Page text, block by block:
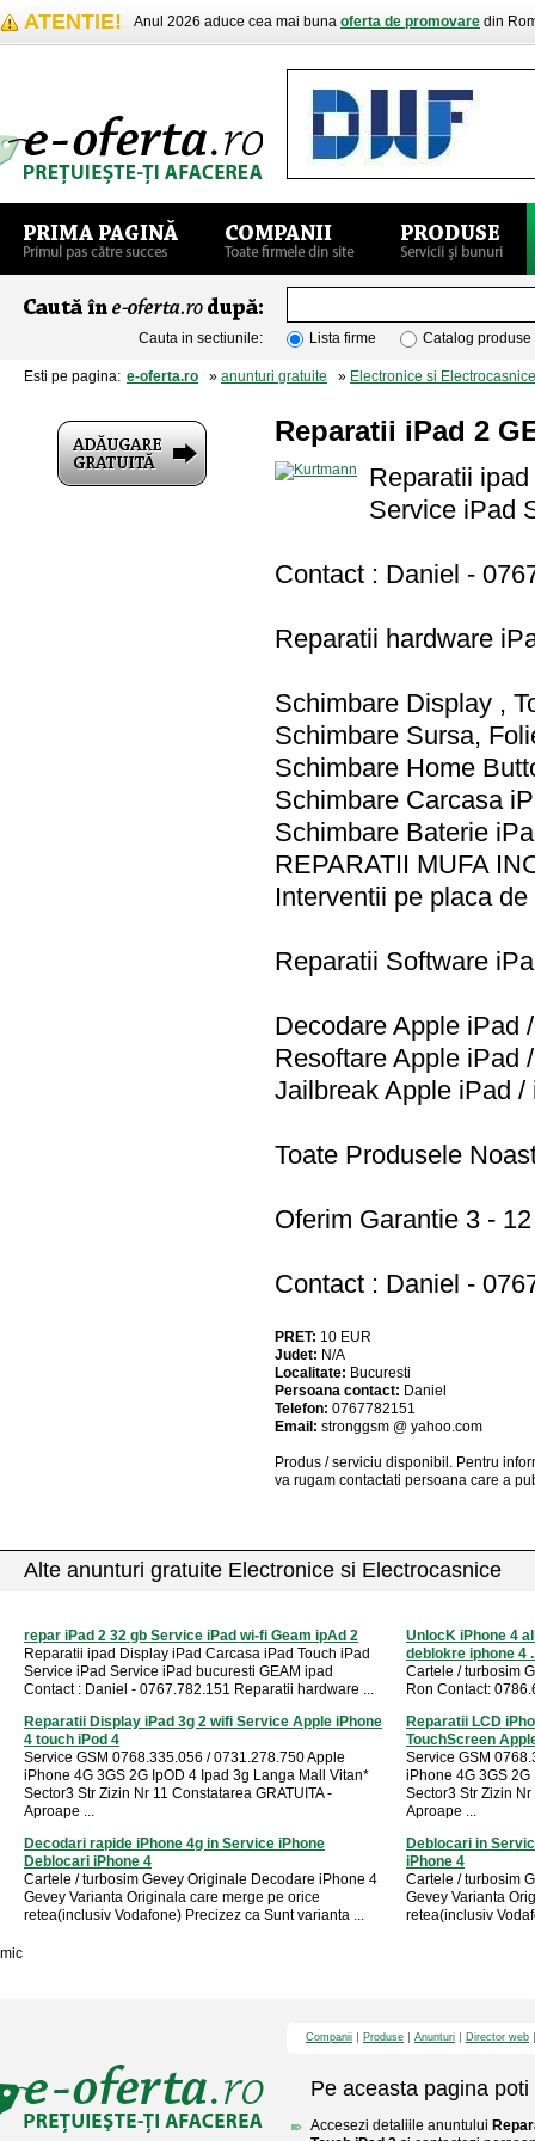
ATENTIE! Anul 2026 aduce cea mai buna oferta de promovare din
Cauta in sectiunile: Lista firme Catalog produse
Esti pe pagina: e-oferta.ro » anunturi gratuite » Electronice si Electrocasnice
Reparatii iPad 2
Reparatii
Service iPad
Contact : Daniel -
Reparatii hardware
Schimbare Display ,
Schimbare Sursa,
Schimbare Home
Schimbare Carcasa
Schimbare Baterie
REPARATII MUFA
Interventii pe placa
Reparatii Software
Decodare Apple iPad
Resoftare Apple iPad
Jailbreak Apple iPad /
Toate Produsele
Oferim Garantie 3 -
Contact : Daniel -
PRET: 10 EUR
Judet: N/A
Localitate: Bucuresti
Persoana contact: Daniel
Telefon: 0767782151
Email: stronggsm @ yahoo.com
Produs / serviciu disponibil . Pentru
va rugam contactati persoana care a
Alte anunturi gratuite Electronice si Electrocasnice
repar iPad 2 32 gb Service iPad wi-fi Geam ipAd 2
Reparatii ipad Display iPad Carcasa iPad Touch iPad
Service iPad Service iPad bucuresti GEAM ipad
Contact : Daniel - 0767.782.151 Reparatii hardware ...
UnlocK iPhone 4
deblokre iphone 4
Cartele / turbosim
Ron Contact:
Reparatii Display iPad 3g 2 wifi Service Apple iPhone
4 touch iPod 4
Service GSM 0768.335.056 / 0731.278.750 Apple
iPhone 4G 3GS 2G IpOD 4 Ipad 3g Langa Mall Vitan*
Sector3 Str Zizin Nr 11 Constatarea GRATUITA -
Aproape ...
Reparatii LCD
TouchScreen
Service GSM
iPhone 4G 3GS
Sector3 Str Zizin Nr
Aproape ...
Decodari rapide iPhone 4g in Service iPhone
Deblocari iPhone 4
Cartele / turbosim Gevey Originale Decodare iPhone 4
Gevey Varianta Originala care merge pe orice
retea(inclusiv Vodafone) Precizez ca Sunt varianta ...
Deblocari in
iPhone 4
Cartele / turbosim
Gevey Varianta
retea(inclusiv
mic
Companii Produse Anunturi Director web
Pe aceasta pagina poti
Accesezi detaliile anuntului